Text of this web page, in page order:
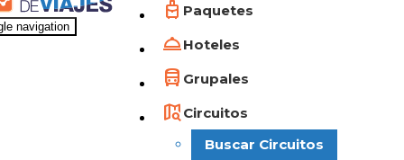
navigation
Paquetes
Hoteles
Grupales
Circuitos
Buscar Circuitos